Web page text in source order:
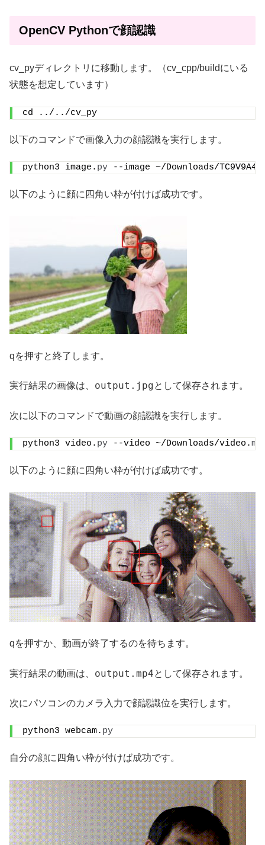
OpenCV Pythonで顔認識
cv_pyディレクトリに移動します。（cv_cpp/buildにいる
状態を想定しています）
cd ../../cv_py
以下のコマンドで画像入力の顔認識を実行します。
python3 image. py --image ~/Downloads/
以下のように顔に四角い枠が付けば成功です。
qを押すと終了します。
実行結果の画像は、 output.jpgとして保存されます。
次に以下のコマンドで動画の顔認識を実行します。
python3 video. py --video ~/Downloads/video.
以下のように顔に四角い枠が付けば成功です。
qを押すか、動画が終了するのを待ちます。
実行結果の動画は、 output.mp4として保存されます。
次にパソコンのカメラ入力で顔認識位を実行します。
python3 webcam. py
自分の顔に四角い枠が付けば成功です。